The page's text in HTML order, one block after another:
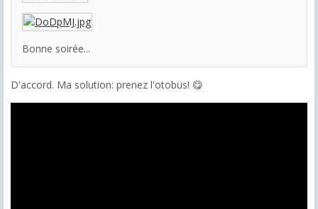
Bonne soirée...
D'accord. Ma solution: prenez l'otobüs! 😋